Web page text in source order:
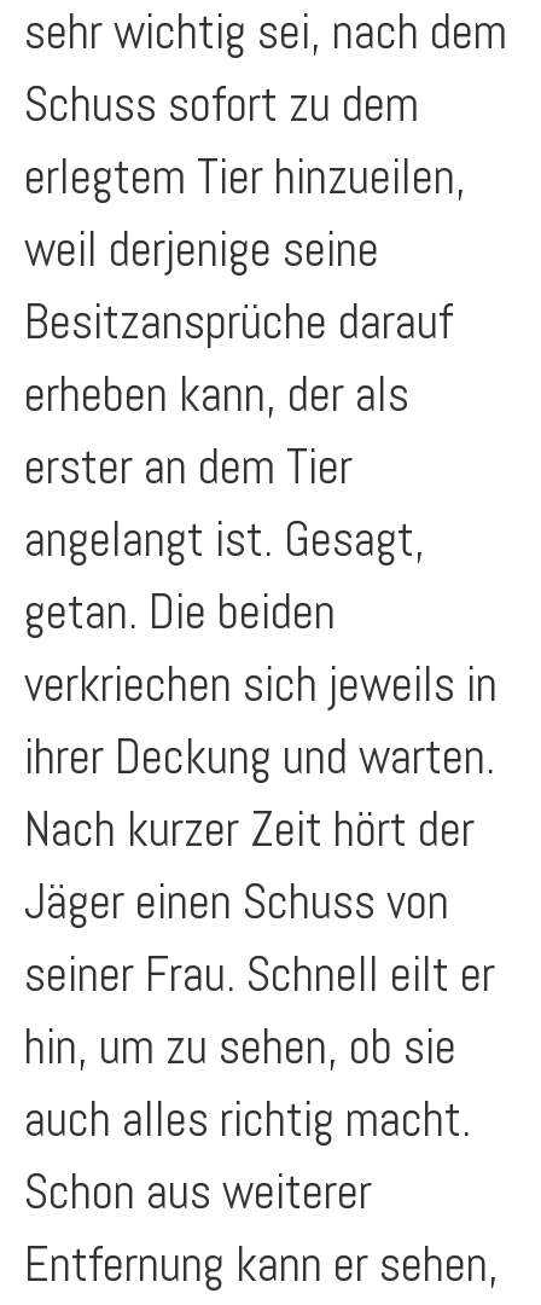
sehr wichtig sei, nach dem
Schuss sofort zu dem
erlegtem Tier hinzueilen,
weil derjenige seine
Besitzansprüche darauf
erheben kann, der als
erster an dem Tier
angelangt ist. Gesagt,
getan. Die beiden
verkriechen sich jeweils in
ihrer Deckung und warten.
Nach kurzer Zeit hört der
Jäger einen Schuss von
seiner Frau. Schnell eilt er
hin, um zu sehen, ob sie
auch alles richtig macht.
Schon aus weiterer
Entfernung kann er sehen,